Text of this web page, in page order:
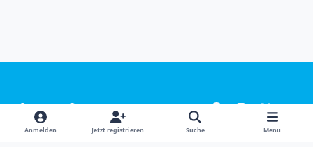
Light ModeDark ModeSystem Preference
f
c
i
x
y
o
u
Sprachen Design Datenschutzerklärung
Kontakt
Anmelden Jetzt registrieren Suche Menu